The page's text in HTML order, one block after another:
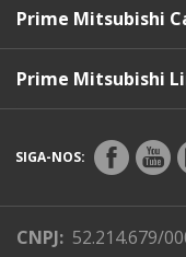
Prime Mitsubishi
Prime Mitsubishi
SIGA-NOS:
CNPJ: 52.214.679/